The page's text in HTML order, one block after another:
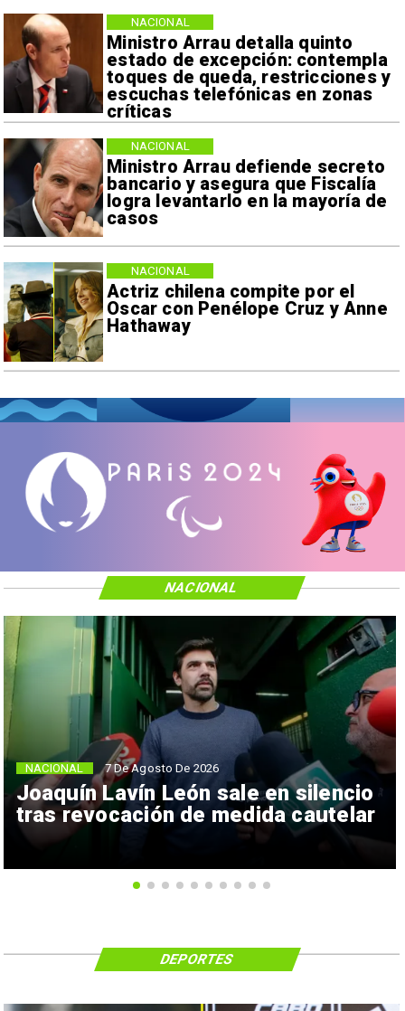
Ministro Arrau detalla quinto
estado de excepción: contempla
toques de queda, restricciones y
escuchas telefónicas en zonas
críticas
NACIONAL
Ministro Arrau defiende secreto
bancario y asegura que Fiscalía
logra levantarlo en la mayoría de
casos
NACIONAL
Actriz chilena compite por el
Oscar con Penélope Cruz y Anne
Hathaway
NACIONAL
Joaquín Lavín León sale en silencio
tras revocación de medida cautelar
NACIONAL 7 De Agosto De 2026
NACIONAL
DEPORTES